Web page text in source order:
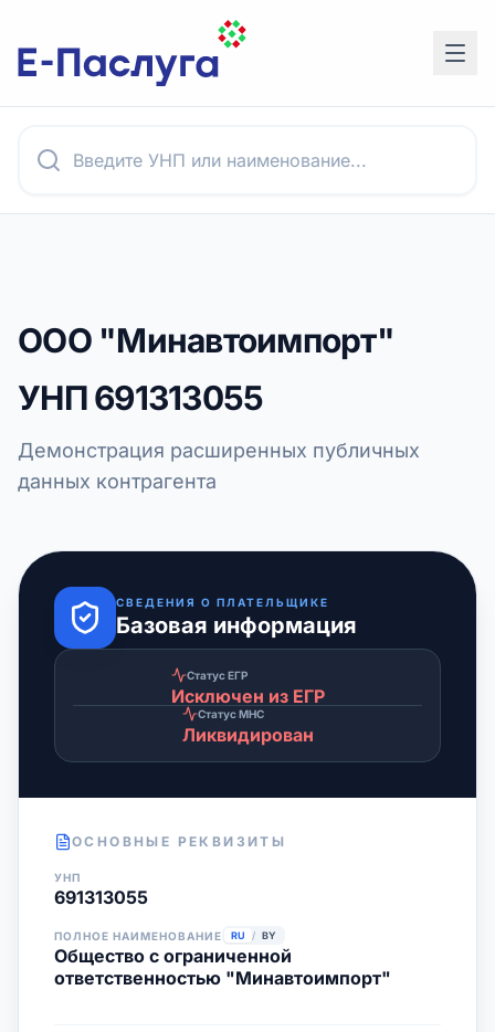
ООО "Минавтоимпорт"
УНП691313055
Демонстрация расширенных публичных
данных контрагента
СВЕДЕНИЯ О ПЛАТЕЛЬЩИКЕ
Базовая информация
Статус ЕГР
Исключен из ЕГР
Статус МНС
Ликвидирован
ОСНОВНЫЕ РЕКВИЗИТЫ
УНП
691313055
ПОЛНОЕ НАИМЕНОВАНИЕ RU / BY
Общество с ограниченной
ответственностью "Минавтоимпорт"